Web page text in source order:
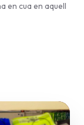
en cua en aquell